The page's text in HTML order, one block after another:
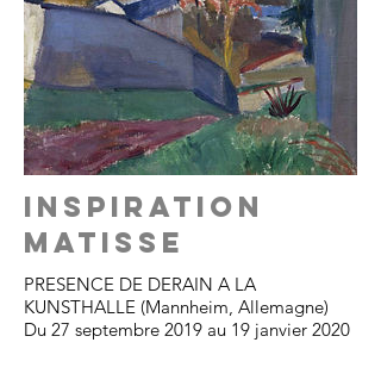
INSPIRATION
MATISSE
PRESENCE DE DERAIN A LA
KUNSTHALLE (Mannheim, Allemagne)
Du 27 septembre 2019 au 19 janvier 2020